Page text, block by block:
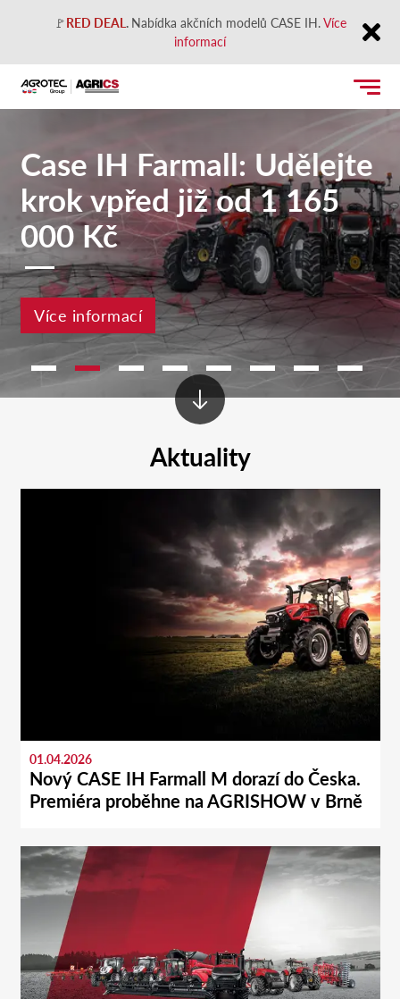
🚩RED DEAL. Nabídka akčních modelů CASE IH.Více
informací
Close
Case IH Farmall: Udělejte
krok vpřed již od 1 165
000 Kč
Více informací
Aktuality
01.04.2026
Nový CASE IH Farmall M dorazí do Česka.
Premiéra proběhne na AGRISHOW v Brně